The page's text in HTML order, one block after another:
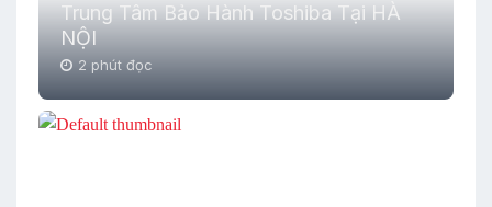
Trung Tâm Bảo Hành Toshiba Tại HÀ
NỘI
2 phút đọc